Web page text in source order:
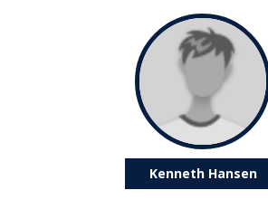
Kenneth Hansen